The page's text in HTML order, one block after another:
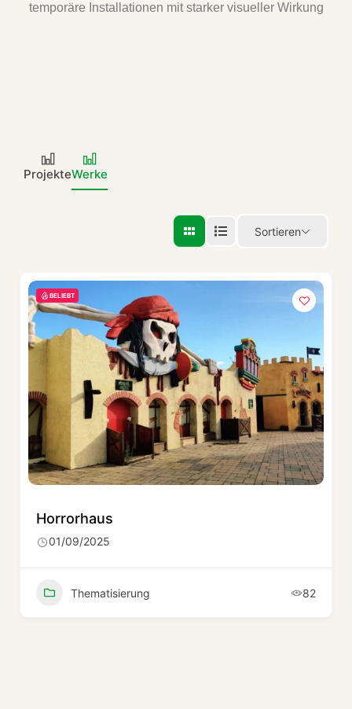
temporäre Installationen mit starker visueller Wirkung
ProjekteWerke
Sortieren
BELIEBT
Horrorhaus
01/09/2025
Thematisierung 82